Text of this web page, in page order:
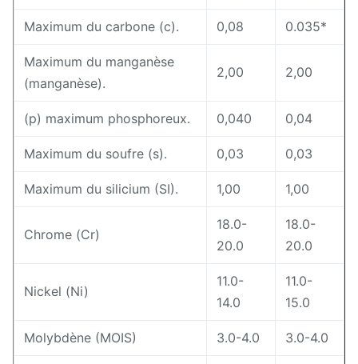
Maximum du carbone (c). 0,08 0.035*
Maximum du manganèse
(manganèse).
2,00 2,00
(p) maximum phosphoreux. 0,040 0,04
Maximum du soufre (s). 0,03 0,03
Maximum du silicium (SI). 1,00 1,00
Chrome (Cr)
18.0-
20.0
18.0-
20.0
Nickel (Ni)
11.0-
14.0
11.0-
15.0
Molybdène (MOIS) 3.0-4.0 3.0-4.0